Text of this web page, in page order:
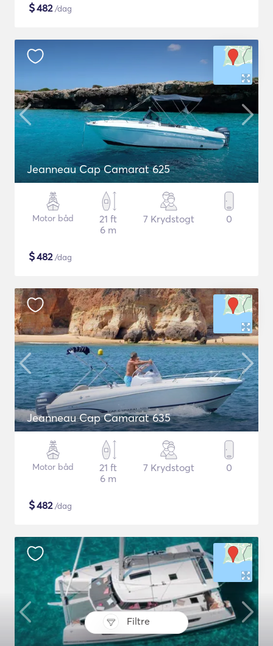
Filtre
$482/dag
Jeanneau Cap Camarat 625
Motor båd
21 ft
6 m
7 Krydstogt 0
$482/dag
Jeanneau Cap Camarat 635
Motor båd
21 ft
6 m
7 Krydstogt 0
$482/dag